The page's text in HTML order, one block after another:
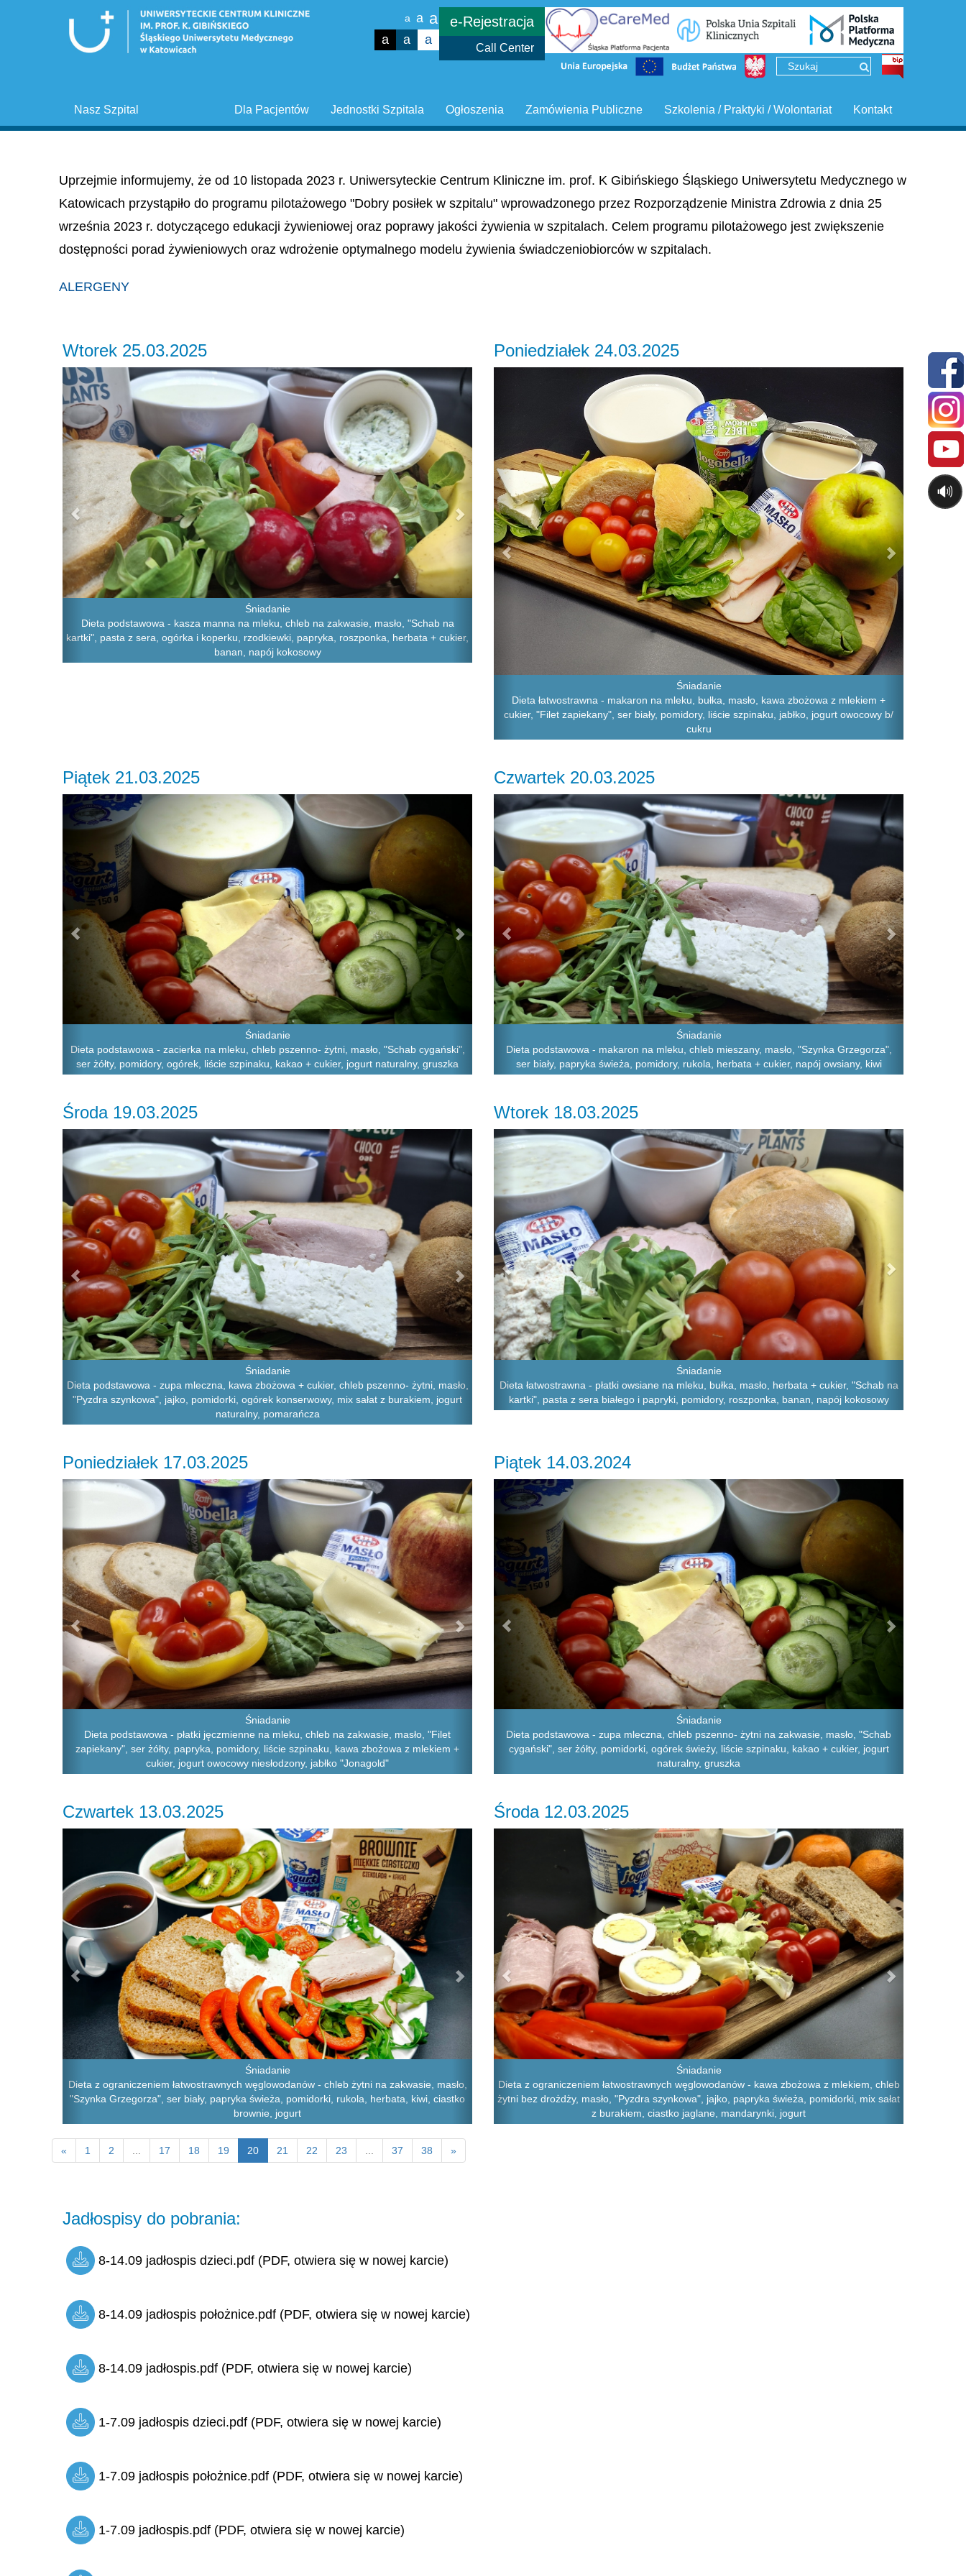
a a a
a a a
e-Rejestracja
Call Center
Kontakt
Szkolenia / Praktyki / Wolontariat
Zamówienia Publiczne
Ogłoszenia
Jednostki Szpitala
Dla Pacjentów
Nasz Szpital
Uprzejmie informujemy, że od 10 listopada 2023 r. Uniwersyteckie Centrum Kliniczne im. prof. K Gibińskiego Śląskiego Uniwersytetu Medycznego w
Katowicach przystąpiło do programu pilotażowego "Dobry posiłek w szpitalu" wprowadzonego przez Rozporządzenie Ministra Zdrowia z dnia 25
września 2023 r. dotyczącego edukacji żywieniowej oraz poprawy jakości żywienia w szpitalach. Celem programu pilotażowego jest zwiększenie
dostępności porad żywieniowych oraz wdrożenie optymalnego modelu żywienia świadczeniobiorców w szpitalach.
ALERGENY
Wtorek 25.03.2025
Śniadanie
Dieta podstawowa - kasza manna na mleku, chleb na zakwasie, masło, "Schab na
kartki", pasta z sera, ogórka i koperku, rzodkiewki, papryka, roszponka, herbata + cukier,
banan, napój kokosowy
Previous Next
Poniedziałek 24.03.2025
Śniadanie
Dieta łatwostrawna - makaron na mleku, bułka, masło, kawa zbożowa z mlekiem +
cukier, "Filet zapiekany", ser biały, pomidory, liście szpinaku, jabłko, jogurt owocowy b/
cukru
Piątek 21.03.2025
Śniadanie
Dieta podstawowa - zacierka na mleku, chleb pszenno- żytni, masło, "Schab cygański",
ser żółty, pomidory, ogórek, liście szpinaku, kakao + cukier, jogurt naturalny, gruszka
Previous
Czwartek 20.03.2025
Śniadanie
Dieta podstawowa - makaron na mleku, chleb mieszany, masło, "Szynka Grzegorza",
ser biały, papryka świeża, pomidory, rukola, herbata + cukier, napój owsiany, kiwi
Previous
Środa 19.03.2025
Śniadanie
Dieta podstawowa - zupa mleczna, kawa zbożowa + cukier, chleb pszenno- żytni, masło,
"Pyzdra szynkowa", jajko, pomidorki, ogórek konserwowy, mix sałat z burakiem, jogurt
naturalny, pomarańcza
Previous
Wtorek 18.03.2025
Śniadanie
Dieta łatwostrawna - płatki owsiane na mleku, bułka, masło, herbata + cukier, "Schab na
kartki", pasta z sera białego i papryki, pomidory, roszponka, banan, napój kokosowy
Previous Next
Poniedziałek 17.03.2025
Śniadanie
Dieta podstawowa - płatki jęczmienne na mleku, chleb na zakwasie, masło, "Filet
zapiekany", ser żółty, papryka, pomidory, liście szpinaku, kawa zbożowa z mlekiem +
cukier, jogurt owocowy niesłodzony, jabłko "Jonagold"
Previous Next
Piątek 14.03.2024
Śniadanie
Dieta podstawowa - zupa mleczna, chleb pszenno- żytni na zakwasie, masło, "Schab
cygański", ser żółty, pomidorki, ogórek świeży, liście szpinaku, kakao + cukier, jogurt
naturalny, gruszka
Previous
Czwartek 13.03.2025
Śniadanie
Dieta z ograniczeniem łatwostrawnych węglowodanów - chleb żytni na zakwasie, masło,
"Szynka Grzegorza", ser biały, papryka świeża, pomidorki, rukola, herbata, kiwi, ciastko
brownie, jogurt
Środa 12.03.2025
Śniadanie
Dieta z ograniczeniem łatwostrawnych węglowodanów - kawa zbożowa z mlekiem, chleb
żytni bez drożdży, masło, "Pyzdra szynkowa", jajko, papryka świeża, pomidorki, mix sałat
z burakiem, ciastko jaglane, mandarynki, jogurt
Next
« 1 2 17 18 19 20 21 22 23 37 38 »
Jadłospisy do pobrania:
8-14.09 jadłospis dzieci.pdf (PDF, otwiera się w nowej karcie)
8-14.09 jadłospis położnice.pdf (PDF, otwiera się w nowej karcie)
8-14.09 jadłospis.pdf (PDF, otwiera się w nowej karcie)
1-7.09 jadłospis dzieci.pdf (PDF, otwiera się w nowej karcie)
1-7.09 jadłospis położnice.pdf (PDF, otwiera się w nowej karcie)
1-7.09 jadłospis.pdf (PDF, otwiera się w nowej karcie)
🔊